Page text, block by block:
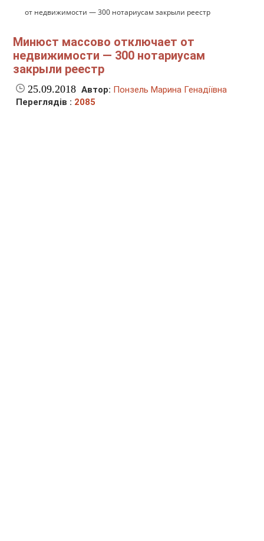
от недвижимости — 300 нотариусам закрыли реестр
Минюст массово отключает от
недвижимости — 300 нотариусам
закрыли реестр
25.09.2018 Автор: Понзель Марина Генадіївна
Переглядів : 2085